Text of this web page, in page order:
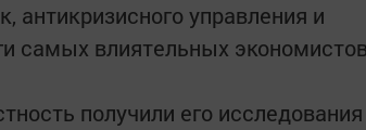
антикризисного управления и
самых влиятельных
получили его исследования